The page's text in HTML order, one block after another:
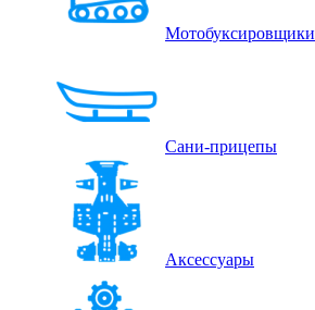
Мотобуксировщики
Сани-прицепы
Аксессуары